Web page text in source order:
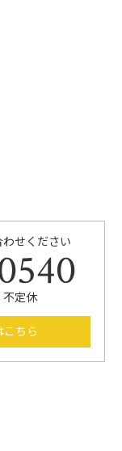
せください
定休
ちら